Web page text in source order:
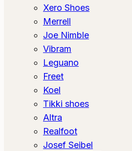
Xero Shoes
Merrell
Joe Nimble
Vibram
Leguano
Freet
Koel
Tikki shoes
Altra
Realfoot
Josef Seibel